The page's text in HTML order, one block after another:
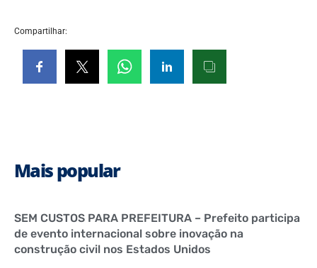
Compartilhar:
Mais popular
SEM CUSTOS PARA PREFEITURA – Prefeito participa
de evento internacional sobre inovação na
construção civil nos Estados Unidos